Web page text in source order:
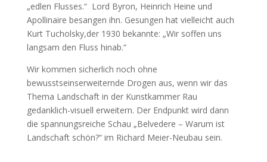
„edlen Flusses.“ Lord Byron, Heinrich Heine und
Apollinaire besangen ihn. Gesungen hat vielleicht auch
Kurt Tucholsky,der 1930 bekannte: „Wir soffen uns
langsam den Fluss hinab.“
Wir kommen sicherlich noch ohne
bewusstseinserweiternde Drogen aus, wenn wir das
Thema Landschaft in der Kunstkammer Rau
gedanklich-visuell erweitern. Der Endpunkt wird dann
die spannungsreiche Schau „Belvedere – Warum ist
Landschaft schön?“ im Richard Meier-Neubau sein.